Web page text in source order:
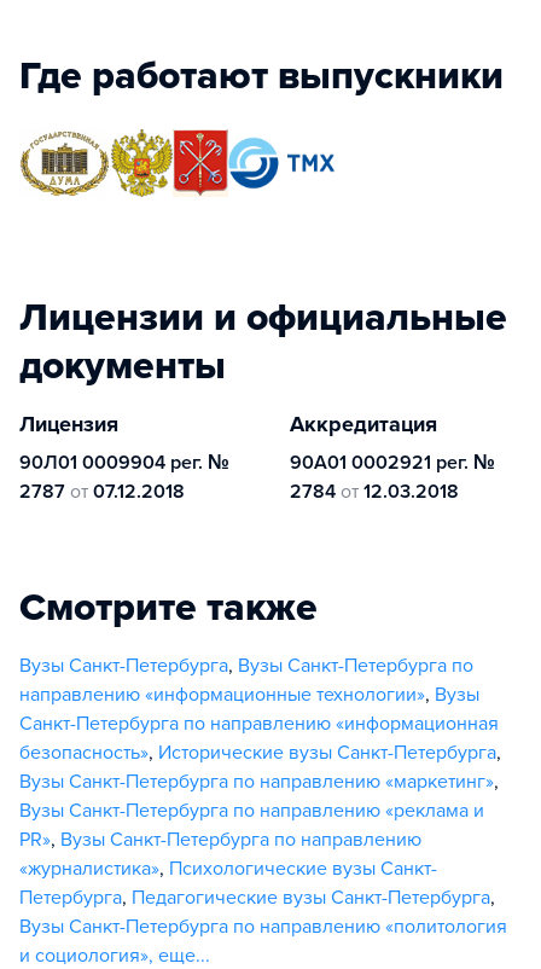
Где работают выпускники
Лицензии и официальные
документы
Лицензия
90Л01 0009904 рег. №
2787 от 07.12.2018
Аккредитация
90А01 0002921 рег. №
2784 от 12.03.2018
Смотрите также
Вузы Санкт-Петербурга, Вузы Санкт-Петербурга по
направлению «информационные технологии», Вузы
Санкт-Петербурга по направлению «информационная
безопасность», Исторические вузы Санкт-Петербурга,
Вузы Санкт-Петербурга по направлению «маркетинг»,
Вузы Санкт-Петербурга по направлению «реклама и
PR», Вузы Санкт-Петербурга по направлению
«журналистика», Психологические вузы Санкт-
Петербурга, Педагогические вузы Санкт-Петербурга,
Вузы Санкт-Петербурга по направлению «политология
и социология», еще...